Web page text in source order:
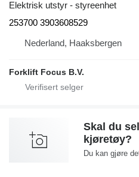
Elektrisk utstyr - styreenhet
253700 3903608529
Nederland, Haaksbergen
Forklift Focus B.V.
Skal du
kjøretøy?
Du kan gjøre